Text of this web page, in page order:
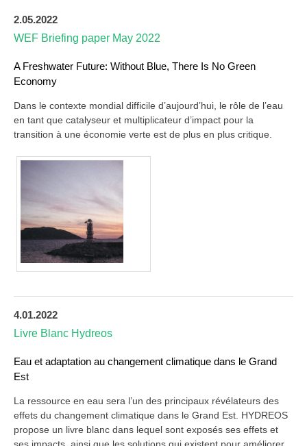
2.05.2022
WEF Briefing paper May 2022
A Freshwater Future: Without Blue, There Is No Green
Economy
Dans le contexte mondial difficile d’aujourd’hui, le rôle de l’eau
en tant que catalyseur et multiplicateur d’impact pour la
transition à une économie verte est de plus en plus critique.
4.01.2022
Livre Blanc Hydreos
Eau et adaptation au changement climatique dans le Grand
Est
La ressource en eau sera l’un des principaux révélateurs des
effets du changement climatique dans le Grand Est. HYDREOS
propose un livre blanc dans lequel sont exposés ses effets et